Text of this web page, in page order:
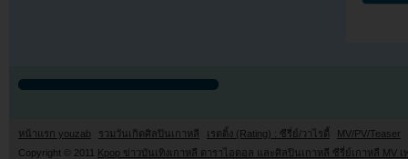
หน้าแรก youzab รวมวันเกิดศิลปินเกาหลี เรตติ้ง (Rating) : ซีรี่ย์/วาไรตี้
MV/PV/Teaser
Copyright © 2011 Kpop ข่าวบันเทิงเกาหลี ดาราไอดอล และศิลปินเกาหลี ซีรี่ย์เกาหลี MV